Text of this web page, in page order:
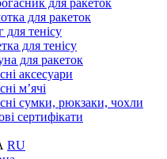
для ракеток
для ракеток
для тенісу
для тенісу
для ракеток
аксесуари
мʼячі
сумки, рюкзаки, чохли
сертифікати
RU